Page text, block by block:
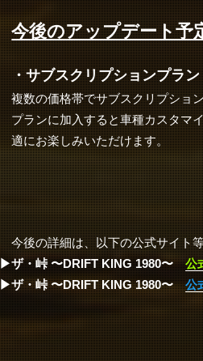
今後のアップデート予
サブスクリプションプラン
複数の価格帯でサブスクリプショ
プランに加入すると車種カスタマ
適にお楽しみいただけます。
今後の詳細は、以下の公式サイト
ザ・峠 〜DRIFT KING 1980〜公
ザ・峠 〜DRIFT KING 1980〜公